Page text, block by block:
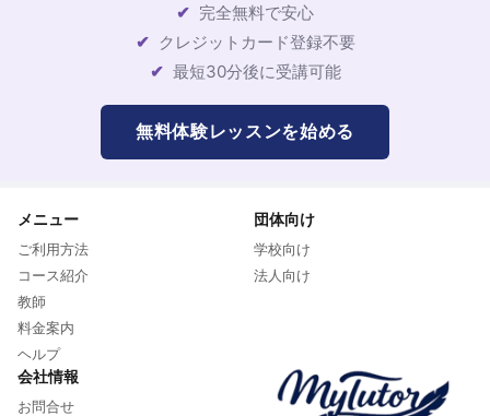
完全無料で安心
クレジットカード登録不要
最短30分後に受講可能
無料体験レッスンを始める
メニュー
ご利用方法
コース紹介
教師
料金案内
ヘルプ
団体向け
学校向け
法人向け
会社情報
お問合せ